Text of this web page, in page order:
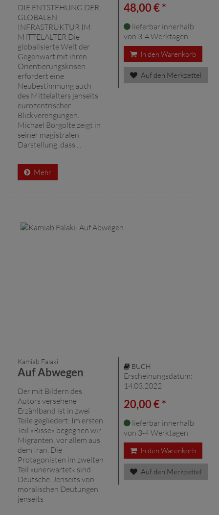
DIE ENTSTEHUNG DER
GLOBALEN
INFRASTRUKTUR IM
MITTELALTER Die
globalisierte Welt der
Gegenwart mit ihren
Orientierungskrisen
erfordert eine
Neubestimmung auch
des Mittelalters jenseits
eurozentrischer
Blickverengungen.
Michael Borgolte zeigt in
seiner magistralen
Darstellung, dass ...
Mehr
48,00 € *
lieferbar innerhalb
von 3-4 Werktagen
In den Warenkorb
Auf den Merkzettel
Kamiab Falaki
Auf Abwegen
Der mit Bildern des
Autors versehene
Erzählband ist in zwei
Teile gegliedert: Im ersten
Teil »Risse« begegnen wir
Migranten, vor allem aus
dem Iran. Die
Protagonisten im zweiten
Teil »unerwartet« sind
Deutsche. Jenseits von
moralischen Deutungen,
jenseits
BUCH
Erscheinungsdatum:
14.03.2022
20,00 € *
lieferbar innerhalb
von 3-4 Werktagen
In den Warenkorb
Auf den Merkzettel